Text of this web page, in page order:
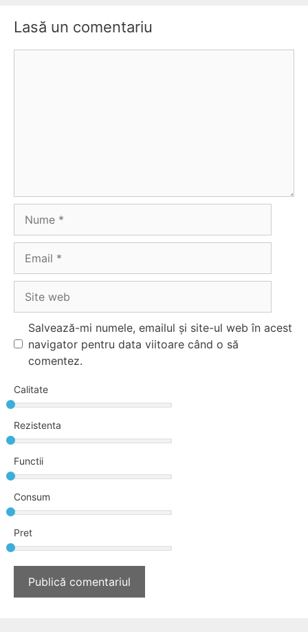
Lasă un comentariu
web
Salvează-mi numele, emailul și site-ul web în acest
navigator pentru data viitoare când o să
comentez.
Calitate
Rezistenta
Functii
Consum
Pret